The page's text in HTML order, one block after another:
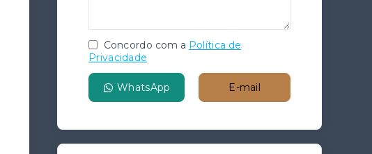
Concordo com a Política de
Privacidade
WhatsApp E-mail